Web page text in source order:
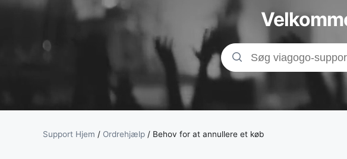
Teaterbilletter |
viagogo-
billetmarkedspladsen
Support Hjem / Ordrehjælp / Behov for at annullere et køb